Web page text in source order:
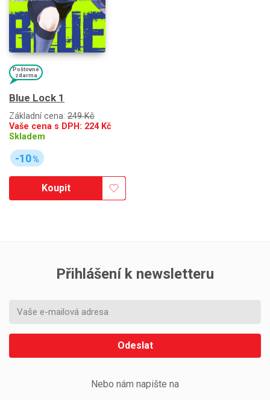
Poštovné
zdarma
Blue Lock 1
Základní cena: 249 Kč
Vaše cena s DPH: 224Kč
Skladem
-10%
Koupit
Přihlášení k newsletteru
Odeslat
Nebo nám napište na